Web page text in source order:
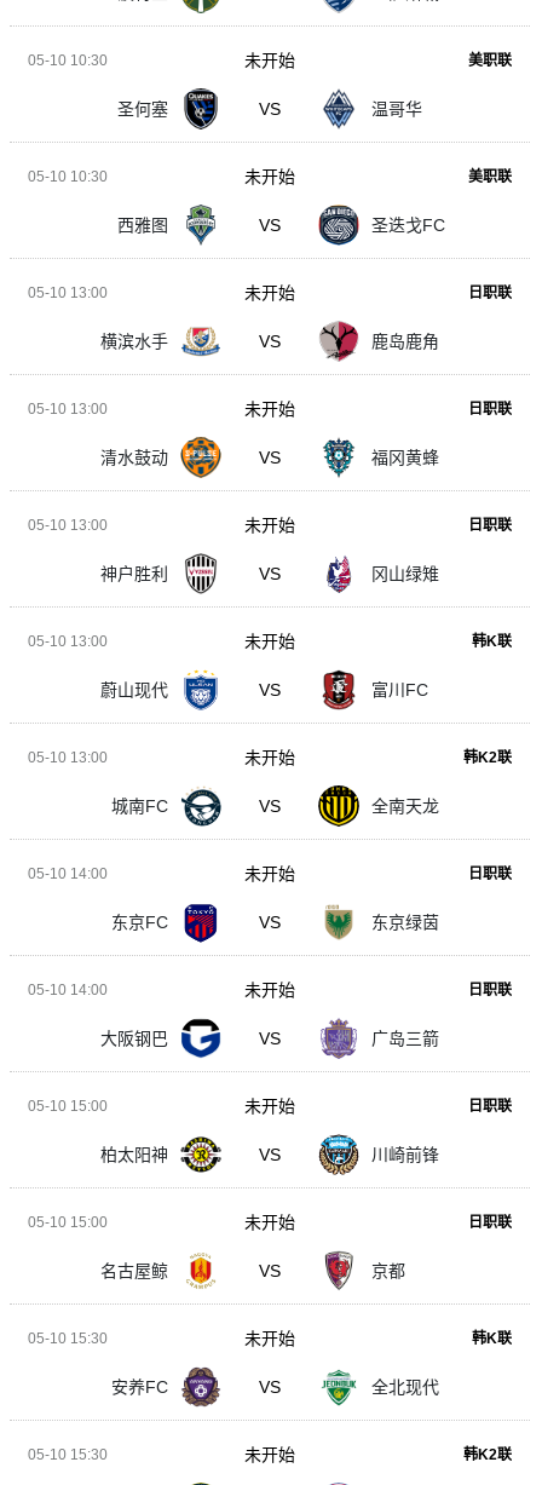
05-10 10:30 美职联
圣何塞 VS 温哥华
未开始
05-10 10:30 美职联
西雅图 VS 圣迭戈FC
未开始
05-10 13:00 日职联
横滨水手 VS 鹿岛鹿角
未开始
05-10 13:00 日职联
清水鼓动 VS 福冈黄蜂
未开始
05-10 13:00 日职联
神户胜利 VS 冈山绿雉
未开始
05-10 13:00 韩K联
蔚山现代 VS 富川FC
未开始
05-10 13:00 韩K2联
城南FC VS 全南天龙
未开始
05-10 14:00 日职联
东京FC VS 东京绿茵
未开始
05-10 14:00 日职联
大阪钢巴 VS 广岛三箭
未开始
05-10 15:00 日职联
柏太阳神 VS 川崎前锋
未开始
05-10 15:00 日职联
名古屋鲸 VS 京都
未开始
05-10 15:30 韩K联
安养FC VS 全北现代
未开始
05-10 15:30 韩K2联
未开始